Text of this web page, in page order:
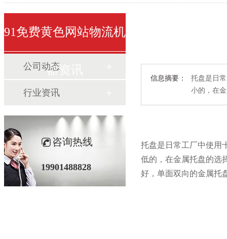
信息摘要：
托盘是日常
小的，
托盘是日常工厂中使用十分
低的，在金属托盘的选
好，单面双向的金
91免费黄色网站物流机
器资讯
公司动态
行业资讯
咨询热线
19901488828